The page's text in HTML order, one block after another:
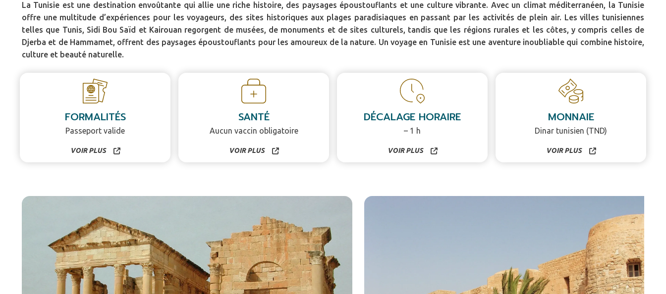
La Tunisie est une destination envoûtante qui allie une riche histoire, des paysages époustouflants et une culture vibrante. Avec un climat méditerranéen, la Tunisie
offre une multitude d’expériences pour les voyageurs, des sites historiques aux plages paradisiaques en passant par les activités de plein air. Les villes tunisiennes
telles que Tunis, Sidi Bou Saïd et Kairouan regorgent de musées, de monuments et de sites culturels, tandis que les régions rurales et les côtes, y compris celles de
Djerba et de Hammamet, offrent des paysages époustouflants pour les amoureux de la nature. Un voyage en Tunisie est une aventure inoubliable qui combine histoire,
culture et beauté naturelle.
FORMALITÉS
Passeport valide
VOIR PLUS
SANTÉ
Aucun vaccin obligatoire
VOIR PLUS
DÉCALAGE HORAIRE
– 1 h
VOIR PLUS
MONNAIE
Dinar tunisien (TND)
VOIR PLUS